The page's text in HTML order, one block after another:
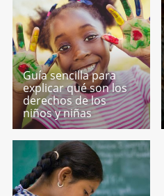
Guía sencilla para
explicar qué son los
derechos de los
niños y niñas